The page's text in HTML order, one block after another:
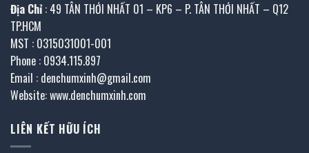
Địa Chỉ : 49 TÂN THỚI NHẤT 01 – KP6 – P. TÂN THỚI NHẤT – Q12
TP.HCM
MST : 0315031001-001
Phone : 0934.115.897
Email : denchumxinh@gmail.com
Website: www.denchumxinh.com
LIÊN KẾT HỮU ÍCH